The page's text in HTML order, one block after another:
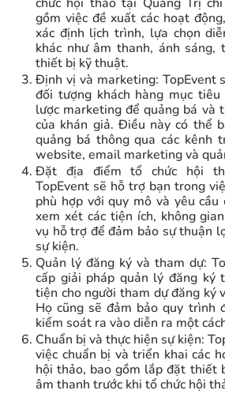
gồm việc đề xuất các hoạt
xác định lịch trình, lựa chọn
khác như âm thanh, ánh sáng,
thiết bị kỹ thuật.
Định vị và marketing: TopEvent
đối tượng khách hàng mục
lược marketing để quảng bá và
của khán giả. Điều này có thể
quảng bá thông qua các kênh
website, email marketing và
Đặt địa điểm tổ chức hội
TopEvent sẽ hỗ trợ bạn trong
phù hợp với quy mô và yêu
xem xét các tiện ích, không
vụ hỗ trợ để đảm bảo sự thuận
sự kiện.
Quản lý đăng ký và tham dự:
cấp giải pháp quản lý đăng ký
tiện cho người tham dự đăng ký
Họ cũng sẽ đảm bảo quy trình
kiểm soát ra vào diễn ra một
Chuẩn bị và thực hiện sự kiện:
việc chuẩn bị và triển khai các
hội thảo, bao gồm lắp đặt thiết
âm thanh trước khi tổ chức hội